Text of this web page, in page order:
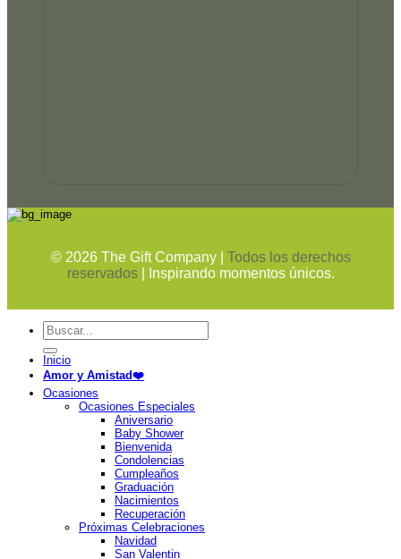
© 2026The Gift Company | Todos los derechos
reservados
| Inspirando momentos únicos.
Buscar
por:
Inicio
Amor y Amistad❤️
Ocasiones
Ocasiones Especiales
Aniversario
Baby Shower
Bienvenida
Condolencias
Cumpleaños
Graduación
Nacimientos
Recuperación
Próximas Celebraciones
Navidad
San Valentin